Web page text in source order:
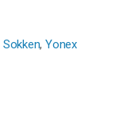
Sokken,Yonex